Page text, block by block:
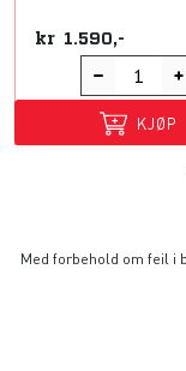
kr 1.590,-
KJØP
Med forbehold om feil i